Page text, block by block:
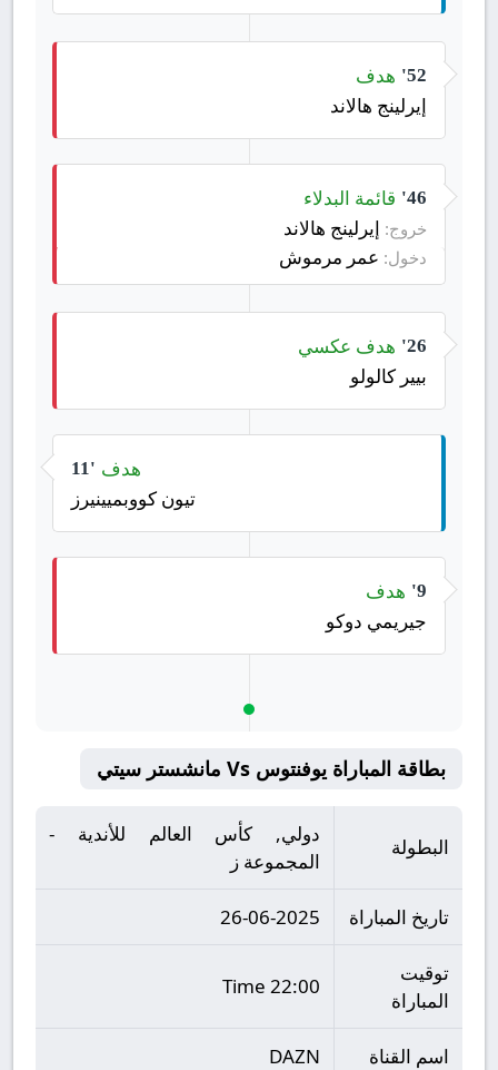
52' هدف
إيرلينج هالاند
46' قائمة البدلاء
خروج: إيرلينج هالاند
دخول: عمر مرموش
26' هدف عكسي
بيير كالولو
11' هدف
تيون كووبميينيرز
9' هدف
جيريمي دوكو
بطاقة المباراة يوفنتوس Vs مانشستر سيتي
البطولة
دولي, كأس العالم للأندية -
المجموعة ز
تاريخ المباراة 26-06-2025
توقيت
المباراة
22:00 Time
اسم القناة DAZN